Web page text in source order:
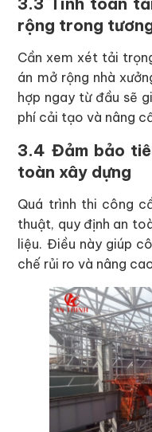
rộng trong
Cần xem xét tải
án mở rộng nhà
hợp ngay từ đầu sẽ
phí cải tạo và nâng
3.4 Đảm bảo
toàn xây dựng
Quá trình thi công
thuật, quy định an
liệu. Điều này giúp
chế rủi ro và nâng